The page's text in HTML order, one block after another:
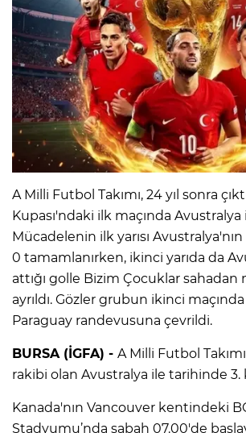
A Milli Futbol Takımı, 24 yıl sonra
Kupası'ndaki ilk maçında Avustralya
Mücadelenin ilk yarısı
0 tamamlanırken, ikinci yarıda da
attığı golle Bizim Çocuklar
ayrıldı. Gözler grubun ikinci
Paraguay randevusuna çevrildi.
BURSA (İGFA) - A Milli Futbol
rakibi olan Avustralya ile tarihinde 3.
Kanada'nın Vancouver kentindeki
Stadyumu’nda sabah 07.00'de